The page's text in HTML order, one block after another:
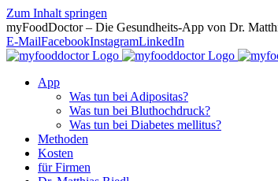
Zum Inhalt springen
myFoodDoctor – Die Gesundheits-App von Dr.
E-MailFacebookInstagramLinkedIn
App
Was tun bei Adipositas?
Was tun bei Bluthochdruck?
Was tun bei Diabetes mellitus?
Methoden
Kosten
für Firmen